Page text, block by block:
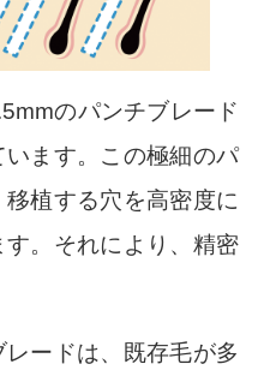
のパンチブレード
ます。この極細のパ
植する穴を高密度に
。それにより、精密
ードは、既存毛が多